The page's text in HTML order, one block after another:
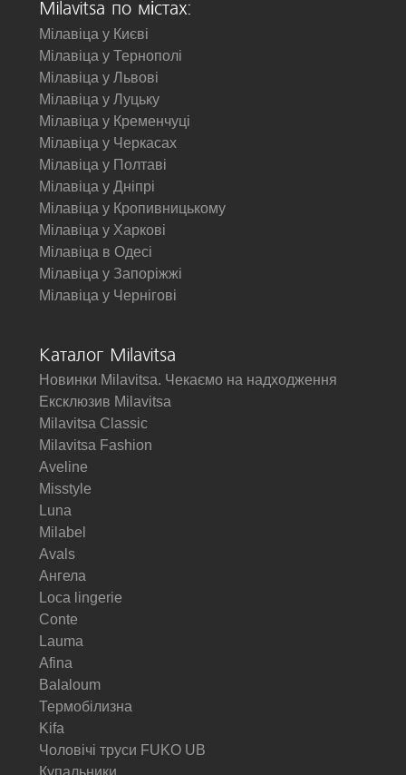
Milavitsa по містах:
Мілавіца у Києві
Мілавіца у Тернополі
Мілавіца у Львові
Мілавіца у Луцьку
Мілавіца у Кременчуці
Мілавіца у Черкасах
Мілавіца у Полтаві
Мілавіца у Дніпрі
Мілавіца у Кропивницькому
Мілавіца у Харкові
Мілавіца в Одесі
Мілавіца у Запоріжжі
Мілавіца у Чернігові
Каталог Milavitsa
Новинки Milavitsa. Чекаємо на надходження
Ексклюзив Milavitsa
Milavitsa Classic
Milavitsa Fashion
Aveline
Misstyle
Luna
Milabel
Avals
Ангела
Loca lingerie
Conte
Lauma
Afina
Balaloum
Термобілизна
Kifa
Чоловічі труси FUKO UB
Купальники